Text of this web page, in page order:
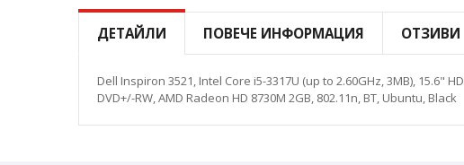
към
началото
снимки
ДЕТАЙЛИ ПОВЕЧЕ ИНФОРМАЦИЯ ОТЗИВИ
Dell Inspiron 3521, Intel Core i5-3317U (up to 2.60GHz, 3MB), 15.6"
DVD+/-RW, AMD Radeon HD 8730M 2GB, 802.11n, BT, Ubuntu, Black